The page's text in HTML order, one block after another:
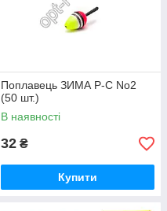
Поплавець ЗИМА Р-С No2
(50 шт.)
В наявності
32 ₴
Купити